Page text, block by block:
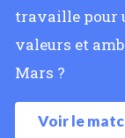
travaille pour
valeurs et
Mars ?
Voir le